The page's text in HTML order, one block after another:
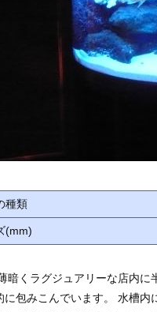
種類
(mm)
暗くラグジュアリーな店内に
に包みこんでいます。 水槽